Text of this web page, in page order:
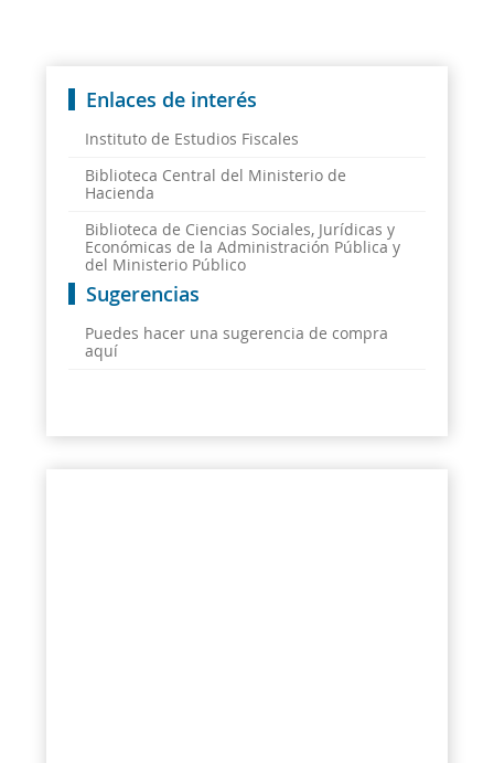
Enlaces de interés
Instituto de Estudios Fiscales
Biblioteca Central del Ministerio de
Hacienda
Biblioteca de Ciencias Sociales, Jurídicas y
Económicas de la Administración Pública y
del Ministerio Público
Sugerencias
Puedes hacer una sugerencia de compra
aquí